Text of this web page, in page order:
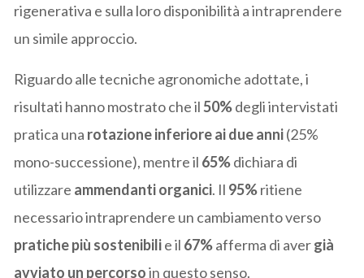
rigenerativa e sulla loro disponibilità a intraprendere
un simile approccio.
Riguardo alle tecniche agronomiche adottate, i
risultati hanno mostrato che il50%degli intervistati
pratica una rotazione inferiore ai due anni(25%
mono-successione), mentre il 65%dichiara di
utilizzare ammendanti organici. Il 95%ritiene
necessario intraprendere un cambiamento verso
pratiche più sostenibilie il 67%afferma di avergià
avviato un percorsoin questo senso.